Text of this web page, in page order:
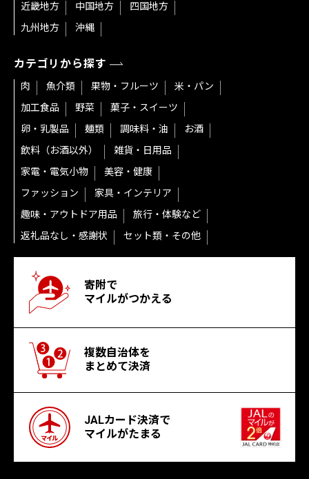
近畿地方
中国地方
四国地方
九州地方
沖縄
カテゴリから探す
肉 魚介類 果物・フルーツ
米・パン
加工食品
野菜
菓子・スイーツ
卵・乳製品
麺類 調味料・油
お酒
飲料（お酒以外）
雑貨・日用品
家電・電気小物
美容・健康
ファッション
家具・インテリア
趣味・アウトドア用品
旅行・体験など
返礼品なし・感謝状
セット類・その他
寄附で
マイルがつかえる
複数自治体を
まとめて決済
JALカード決済で
マイルがたまる